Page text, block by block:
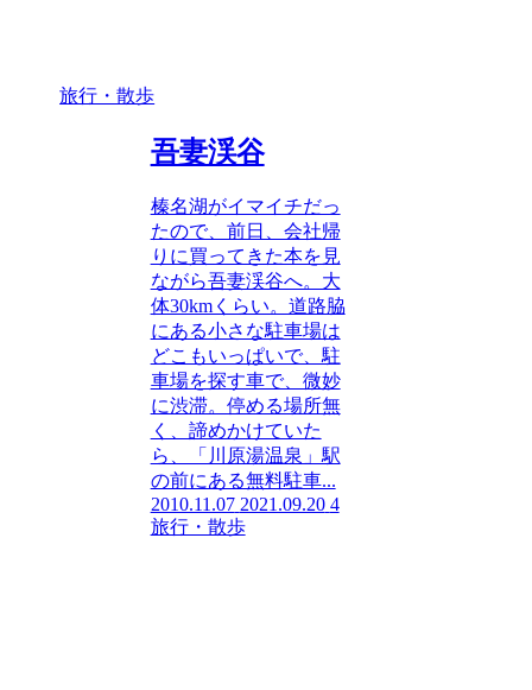
旅行・散歩
吾妻渓谷
榛名湖がイマイチだっ
たので、前日、会社帰
りに買ってきた本を見
ながら吾妻渓谷へ。大
体30kmくらい。道路脇
にある小さな駐車場は
どこもいっぱいで、駐
車場を探す車で、微妙
に渋滞。停める場所無
く、諦めかけていた
ら、「川原湯温泉」駅
の前にある無料駐車...
2010.11.07 2021.09.20 4
旅行・散歩